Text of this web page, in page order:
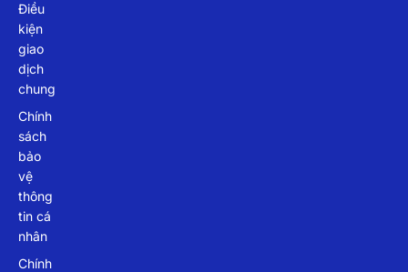
Điều
kiện
giao
dịch
chung
Chính
sách
bảo
vệ
thông
tin cá
nhân
Chính